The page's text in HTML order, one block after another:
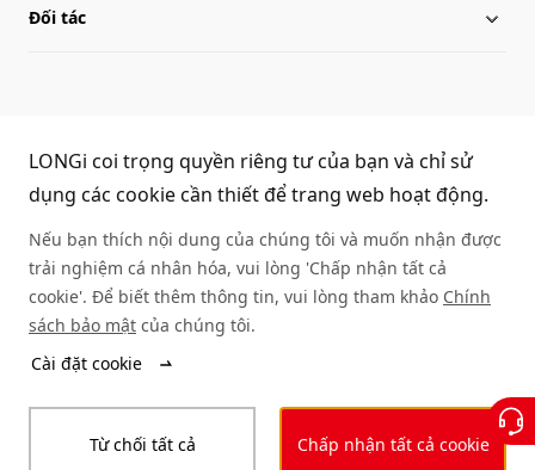
Mạng lưới toàn cầu
Sơ đồ trang
Trung tâm tài liệu
Thư viện dự án
Tư vấn dịch vụ
Đối tác
Liên hệ (+86) 4008 601012
Tuyên bố pháp luật Tuyên bố bảo mật
Khiếu nại và báo cáo Quy tắc ứng xử
LONGi coi trọng quyền riêng tư của bạn và chỉ sử
dụng các cookie cần thiết để trang web hoạt động.
Nếu bạn thích nội dung của chúng tôi và muốn nhận được
trải nghiệm cá nhân hóa, vui lòng 'Chấp nhận tất cả
cookie'. Để biết thêm thông tin, vui lòng tham khảo Chính
sách bảo mật của chúng tôi.
Cài đặt cookie
Từ chối tất cả Chấp nhận tất cả cookie